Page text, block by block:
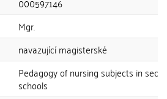
Mgr.
navazující magisterské
Pedagogy of nursing subjects in
schools